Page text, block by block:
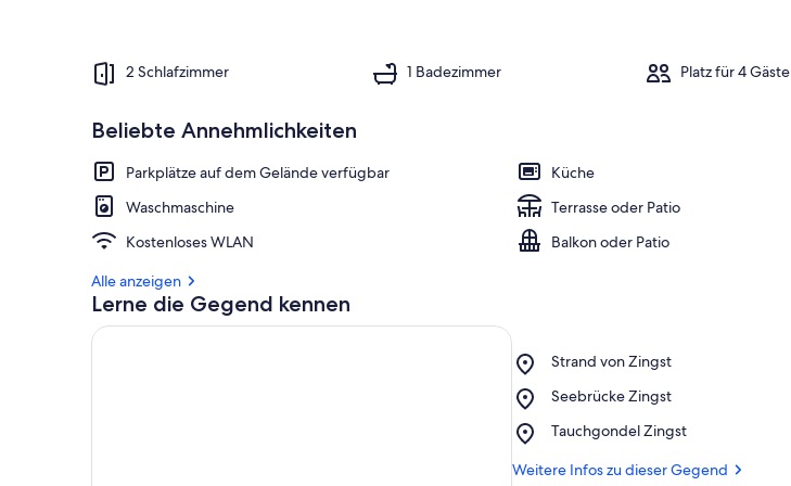
2 Schlafzimmer 1 Badezimmer Platz für 4 Gäste
Beliebte Annehmlichkeiten
Parkplätze auf dem Gelände verfügbar
Küche
Waschmaschine
Terrasse oder Patio
Kostenloses WLAN
Balkon oder Patio
Alle anzeigen
Lerne die Gegend kennen
Strand von Zingst
Place,
von
Seebrücke Zingst
Place,
Zingst
Tauchgondel Zingst
Place,
Zingst
Weitere Infos zu dieser Gegend